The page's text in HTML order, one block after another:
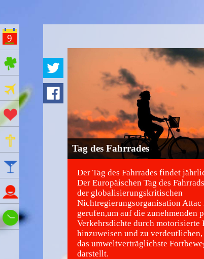
9
ges Feiertage
Ferien
Aktionstage
Gedenktage
Namenstage
Wie spät ist es?
Tag des Fahrrades
Der Tag des Fahrrades findet
Der Europäischen Tag des
der globalisierungskritischen
Nichtregierungsorganisation Attac
gerufen,um auf die zunehmenden
Verkehrsdichte durch motorisierte
hinzuweisen und zu verdeutlichen,
das umweltverträglichste
darstellt.